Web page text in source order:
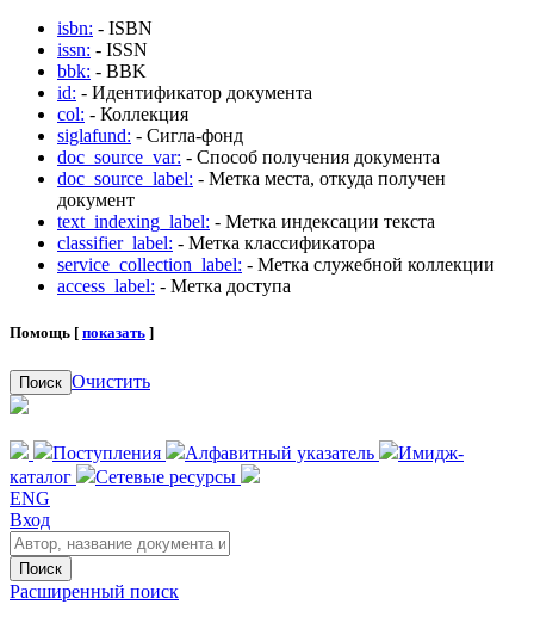
isbn: - ISBN
issn: - ISSN
bbk: - BBK
id: - Идентификатор документа
col: - Коллекция
siglafund: - Сигла-фонд
doc_source_var: - Способ получения документа
doc_source_label: - Метка места, откуда получен
документ
text_indexing_label: - Метка индексации текста
classifier_label: - Метка классификатора
service_collection_label: - Метка служебной коллекции
access_label: - Метка доступа
Помощь [ показать ]
Поиск Очистить
Поступления Алфавитный указатель
Имидж-
каталог
Сетевые ресурсы
ENG
Вход
Поиск
Расширенный поиск